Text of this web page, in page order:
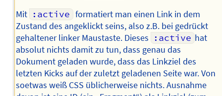
Mit :active formatiert man einen Link in dem
Zustand des angeklickt seins, also z.B. bei gedrückt
gehaltener linker Maustaste. Dieses
:active hat
absolut nichts damit zu tun, dass genau das
Dokument geladen wurde, dass das Linkziel des
letzten Kicks auf der zuletzt geladenen Seite war. Von
soetwas weiß CSS üblicherweise nichts. Ausnahme